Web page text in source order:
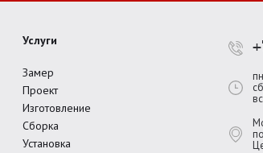
Услуги
Замер
Проект
Изготовление
Сборка
Установка